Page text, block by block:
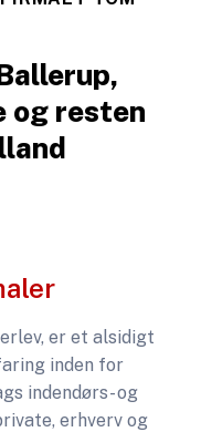
og resten
er et alsidigt
inden for
indendørs- og
erhverv og